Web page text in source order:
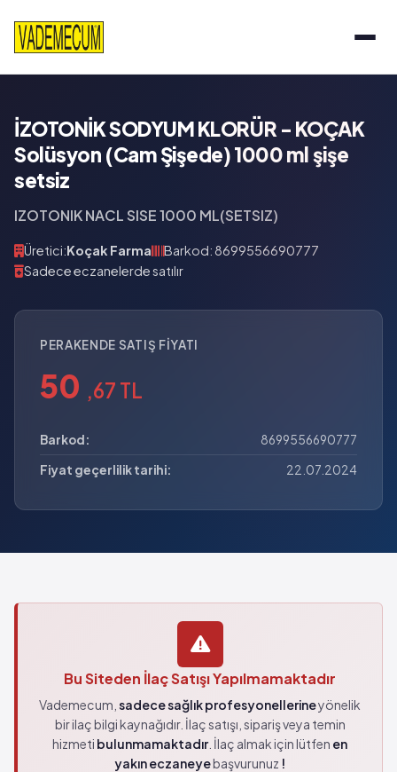
İZOTONİK SODYUM KLORÜR - KOÇAK
Solüsyon (Cam Şişede) 1000 ml şişe
setsiz
IZOTONIK NACL SISE 1000 ML(SETSIZ)
Üretici:Koçak Farma
Barkod: 8699556690777
Sadece eczanelerde satılır
PERAKENDE SATIŞ FIYATI
50 ,67 TL
Barkod:
8699556690777
Fiyat geçerlilik tarihi:
22.07.2024
Bu Siteden İlaç Satışı Yapılmamaktadır
Vademecum, sadece sağlık profesyonellerineyönelik
bir ilaç bilgi kaynağıdır. İlaç satışı, sipariş veya temin
hizmeti bulunmamaktadır. İlaç almak için lütfen en
yakın eczaneyebaşvurunuz !